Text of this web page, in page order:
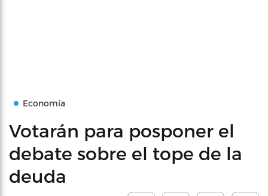
Economía
Votarán para posponer el
debate sobre el tope de la
deuda